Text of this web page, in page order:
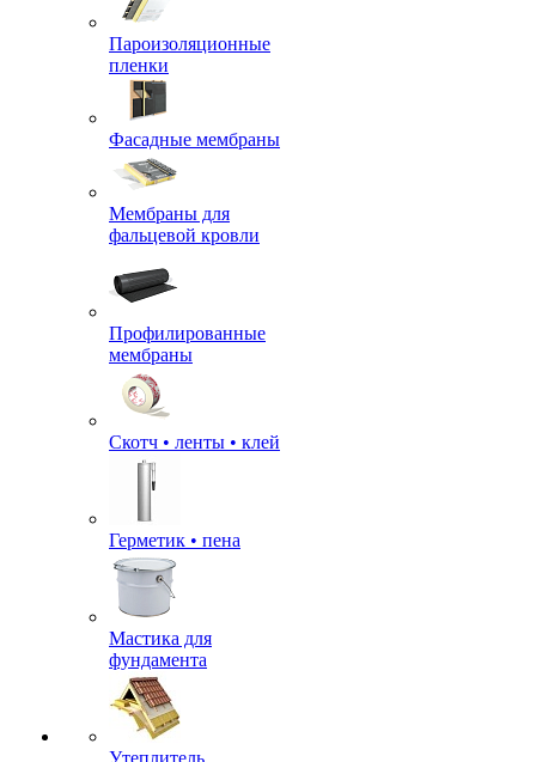
Пароизоляционные
пленки
Фасадные мембраны
Мембраны для
фальцевой кровли
Профилированные
мембраны
Скотч • ленты • клей
Герметик • пена
Мастика для
фундамента
Утеплитель